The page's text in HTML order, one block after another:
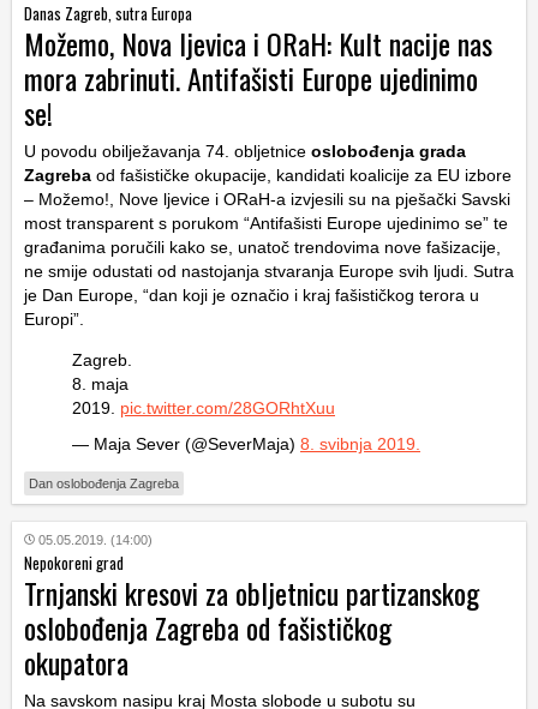
Danas Zagreb, sutra Europa
Možemo, Nova ljevica i ORaH: Kult nacije nas
mora zabrinuti. Antifašisti Europe ujedinimo
se!
U povodu obilježavanja 74. obljetnice oslobođenja grada
Zagreba od fašističke okupacije, kandidati koalicije za EU izbore
– Možemo!, Nove ljevice i ORaH-a izvjesili su na pješački Savski
most transparent s porukom “Antifašisti Europe ujedinimo se” te
građanima poručili kako se, unatoč trendovima nove fašizacije,
ne smije odustati od nastojanja stvaranja Europe svih ljudi. Sutra
je Dan Europe, “dan koji je označio i kraj fašističkog terora u
Europi”.
Zagreb.
8. maja
2019. pic.twitter.com/28GORhtXuu
— Maja Sever (@SeverMaja) 8. svibnja 2019.
Dan oslobođenja Zagreba
05.05.2019. (14:00)
Nepokoreni grad
Trnjanski kresovi za obljetnicu partizanskog
oslobođenja Zagreba od fašističkog
okupatora
Na savskom nasipu kraj Mosta slobode u subotu su